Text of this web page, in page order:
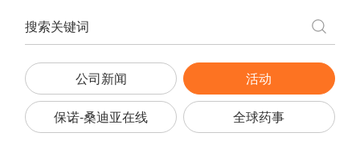
公司新闻 活动
保诺-桑迪亚在线 全球药事